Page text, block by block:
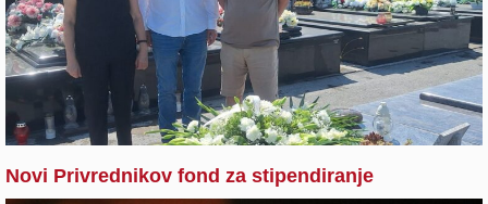
Novi Privrednikov fond za stipendiranje